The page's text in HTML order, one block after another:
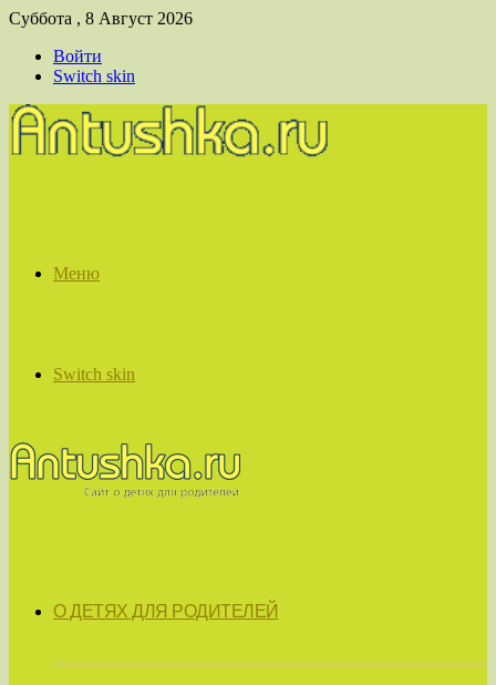
Суббота , 8 Август 2026
Войти
Switch skin
Меню
Switch skin
О ДЕТЯХ ДЛЯ РОДИТЕЛЕЙ